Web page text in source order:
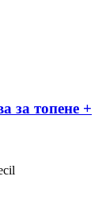
за топене +